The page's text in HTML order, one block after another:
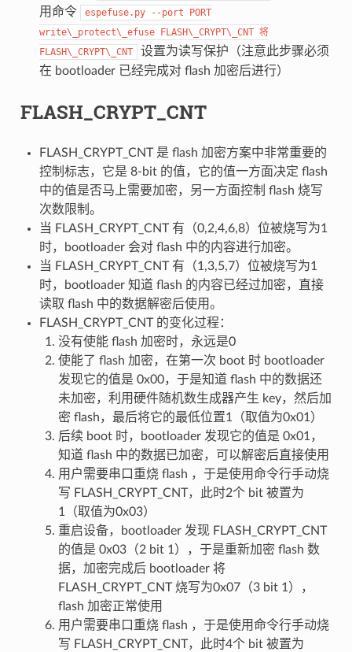
用命令 espefuse.py --port
PORT
write\_protect\_efuse FLASH\_CRYPT\_CNT 将
FLASH\_CRYPT\_CNT
设置为读写保护（注意此步骤必须
在 bootloader 已经完成对 flash 加密后进行）
FLASH_CRYPT_CNT
FLASH_CRYPT_CNT 是 flash 加密方案中非常重要的
控制标志，它是 8-bit 的值，它的值一方面决定 flash
中的值是否马上需要加密，另一方面控制 flash 烧写
次数限制。
当 FLASH_CRYPT_CNT 有（0,2,4,6,8）位被烧写为1
时，bootloader 会对 flash 中的内容进行加密。
当 FLASH_CRYPT_CNT 有（1,3,5,7）位被烧写为1
时，bootloader 知道 flash 的内容已经过加密，直接
读取 flash 中的数据解密后使用。
FLASH_CRYPT_CNT 的变化过程：
没有使能 flash 加密时，永远是0
使能了 flash 加密，在第一次 boot 时 bootloader
发现它的值是 0x00，于是知道 flash 中的数据还
未加密，利用硬件随机数生成器产生 key，然后加
密 flash，最后将它的最低位置1（取值为0x01）
后续 boot 时，bootloader 发现它的值是 0x01，
知道 flash 中的数据已加密，可以解密后直接使用
用户需要串口重烧 flash ，于是使用命令行手动烧
写 FLASH_CRYPT_CNT，此时2个 bit 被置为
1（取值为0x03）
重启设备，bootloader 发现 FLASH_CRYPT_CNT
的值是 0x03（2 bit 1），于是重新加密 flash 数
据，加密完成后 bootloader 将
FLASH_CRYPT_CNT 烧写为0x07（3 bit 1），
flash 加密正常使用
用户需要串口重烧 flash ，于是使用命令行手动烧
写 FLASH_CRYPT_CNT，此时4个 bit 被置为